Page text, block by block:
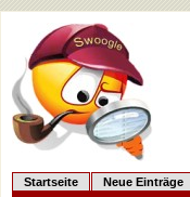
Startseite Neue Einträge